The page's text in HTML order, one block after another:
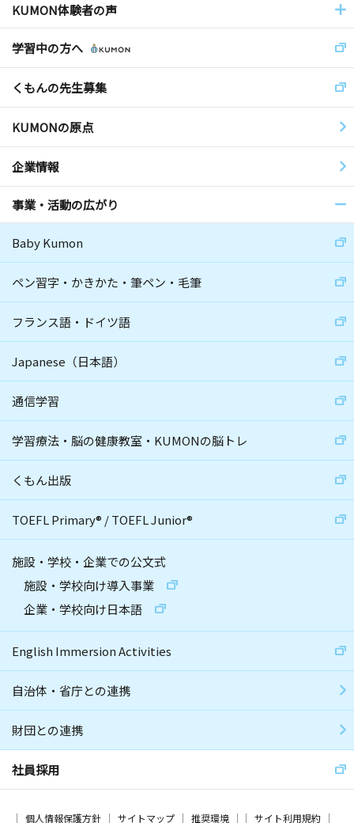
KUMON体験者の声
学習中の方へ
くもんの先生募集
KUMONの原点
企業情報
事業・活動の広がり
Baby Kumon
ペン習字・かきかた・筆ペン・毛筆
フランス語・ドイツ語
Japanese（日本語）
通信学習
学習療法・脳の健康教室・KUMONの脳トレ
くもん出版
TOEFL Primary® /TOEFL Junior®
施設・学校・企業での公文式
施設・学校向け導入事業
企業・学校向け日本語
English Immersion Activities
自治体・省庁との連携
財団との連携
社員採用
個人情報保護方針 サイトマップ 推奨環境 サイト利用規約